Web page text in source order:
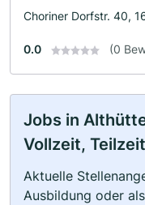
Choriner Dorfstr. 40,
0.0 (0
Jobs in
Vollzeit,
Aktuelle
Ausbildung oder